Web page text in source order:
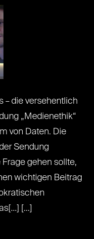
– die versehentlich
„Medienethik“
von Daten. Die
Sendung
Frage gehen sollte,
wichtigen Beitrag
[...]